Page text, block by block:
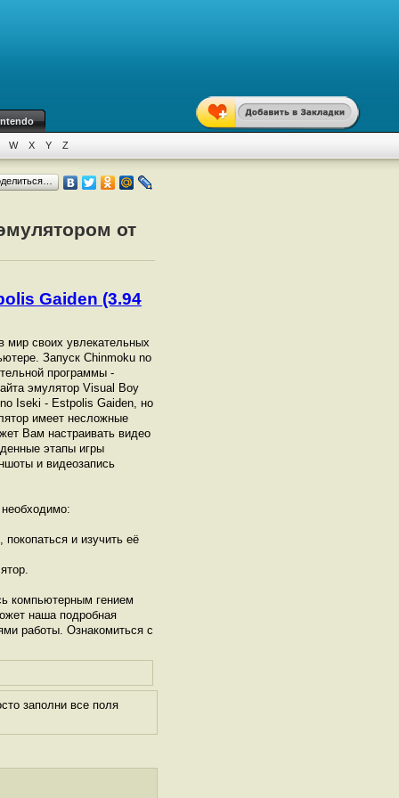
W X Y Z
от
Gaiden (3.94
мир своих увлекательных
Запуск Chinmoku no
программы -
эмулятор Visual Boy
Iseki - Estpolis Gaiden, но
имеет несложные
Вам настраивать видео
этапы игры
и видеозапись
и изучить её
компьютерным гением
наша подробная
работы. Ознакомиться с
заполни все поля